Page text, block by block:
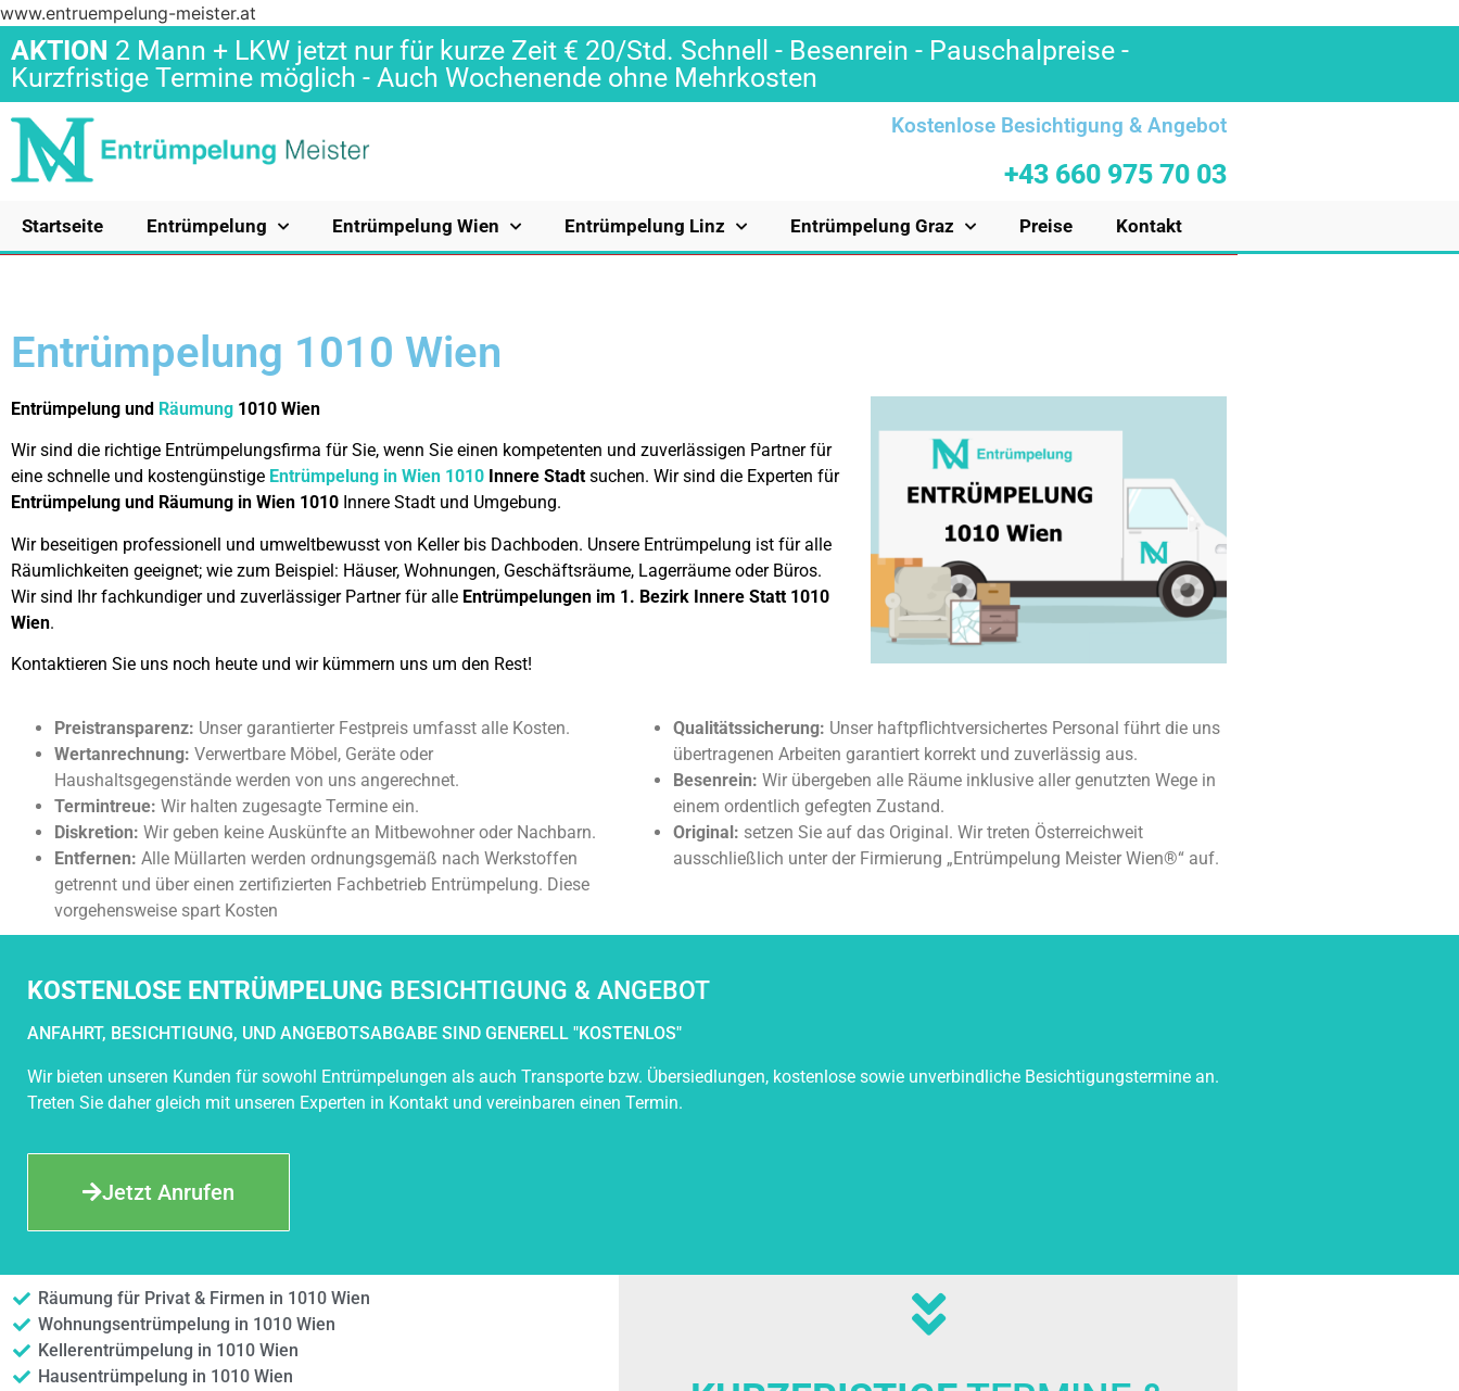
www.entruempelung-meister.at
AKTION 2 Mann + LKW jetzt nur für kurze Zeit € 20/Std. Schnell - Besenrein - Pauschalpreise -
Kurzfristige Termine möglich - Auch Wochenende ohne Mehrkosten
Kostenlose Besichtigung & Angebot
+43 660 975 70 03
Startseite Entrümpelung Entrümpelung Wien Entrümpelung Linz Entrümpelung Graz Preise Kontakt
Entrümpelung 1010 Wien
Entrümpelung und Räumung 1010 Wien
Wir sind die richtige Entrümpelungsfirma für Sie, wenn Sie einen kompetenten und zuverlässigen Partner für
eine schnelle und kostengünstige Entrümpelung in Wien 1010 Innere Stadt suchen. Wir sind die Experten für
Entrümpelung und Räumung in Wien 1010 Innere Stadt und Umgebung.
Wir beseitigen professionell und umweltbewusst von Keller bis Dachboden. Unsere Entrümpelung ist für alle
Räumlichkeiten geeignet; wie zum Beispiel: Häuser, Wohnungen, Geschäftsräume, Lagerräume oder Büros.
Wir sind Ihr fachkundiger und zuverlässiger Partner für alle Entrümpelungen im 1. Bezirk Innere Statt 1010
Wien.
Kontaktieren Sie uns noch heute und wir kümmern uns um den Rest!
Preistransparenz: Unser garantierter Festpreis umfasst alle Kosten.
Wertanrechnung: Verwertbare Möbel, Geräte oder
Haushaltsgegenstände werden von uns angerechnet.
Termintreue: Wir halten zugesagte Termine ein.
Diskretion: Wir geben keine Auskünfte an Mitbewohner oder Nachbarn.
Entfernen: Alle Müllarten werden ordnungsgemäß nach Werkstoffen
getrennt und über einen zertifizierten Fachbetrieb Entrümpelung. Diese
vorgehensweise spart Kosten
Qualitätssicherung: Unser haftpflichtversichertes Personal führt die uns
übertragenen Arbeiten garantiert korrekt und zuverlässig aus.
Besenrein: Wir übergeben alle Räume inklusive aller genutzten Wege in
einem ordentlich gefegten Zustand.
Original: setzen Sie auf das Original. Wir treten Österreichweit
ausschließlich unter der Firmierung „Entrümpelung Meister Wien®“ auf.
KOSTENLOSE ENTRÜMPELUNG BESICHTIGUNG & ANGEBOT
ANFAHRT, BESICHTIGUNG, UND ANGEBOTSABGABE SIND GENERELL "KOSTENLOS"
Wir bieten unseren Kunden für sowohl Entrümpelungen als auch Transporte bzw. Übersiedlungen, kostenlose sowie unverbindliche Besichtigungstermine an.
Treten Sie daher gleich mit unseren Experten in Kontakt und vereinbaren einen Termin.
Jetzt Anrufen
Räumung für Privat & Firmen in 1010 Wien
Wohnungsentrümpelung in 1010 Wien
Kellerentrümpelung in 1010 Wien
Hausentrümpelung in 1010 Wien